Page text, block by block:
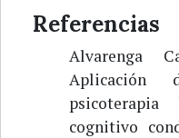
Referencias
Alvarenga
cognitivo